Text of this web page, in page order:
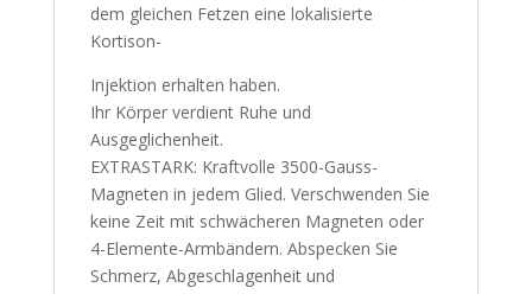
dem gleichen Fetzen eine lokalisierte
Kortison-
Injektion erhalten haben.
Ihr Körper verdient Ruhe und
Ausgeglichenheit.
EXTRASTARK: Kraftvolle 3500-Gauss-
Magneten in jedem Glied. Verschwenden Sie
keine Zeit mit schwächeren Magneten oder
4-Elemente-Armbändern. Abspecken Sie
Schmerz, Abgeschlagenheit und